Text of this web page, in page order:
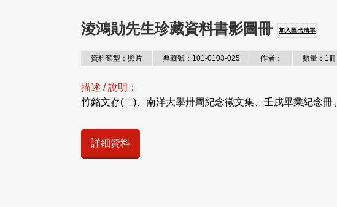
淩鴻勛先生珍藏資料書影圖冊 加入匯出清單
資料類型：照片 典藏號：101-0103-025 作者： 數量：1冊
描述 / 說明：
竹銘文存(二)、南洋大學卅周紀念徵文集、壬戌畢業紀念冊
詳細資料